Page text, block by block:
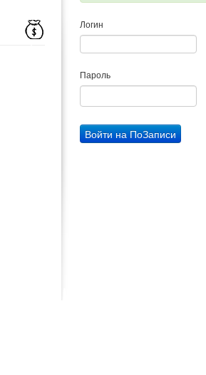
Логин
Пароль